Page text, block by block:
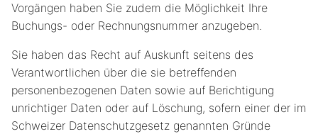
Vorgängen haben Sie zudem die Möglichkeit Ihre
Buchungs- oder Rechnungsnummer anzugeben.
Sie haben das Recht auf Auskunft seitens des
Verantwortlichen über die sie betreffenden
personenbezogenen Daten sowie auf Berichtigung
unrichtiger Daten oder auf Löschung, sofern einer der im
Schweizer Datenschutzgesetz genannten Gründe